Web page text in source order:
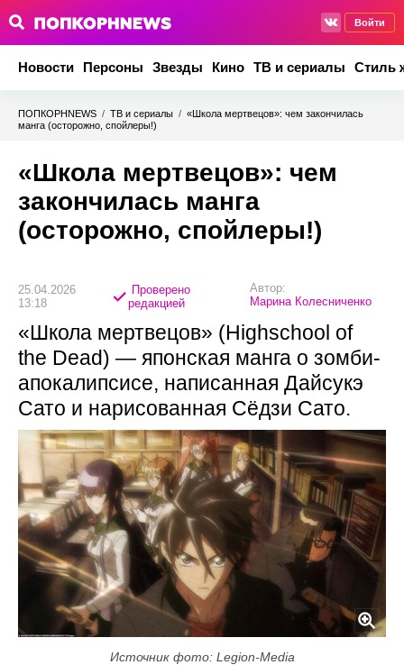
Войти
Новости Персоны Звезды Кино ТВ и сериалы Стиль
ПОПКОРНNEWS / ТВ и сериалы / «Школа мертвецов»: чем закончилась
манга (осторожно, спойлеры!)
«Школа мертвецов»: чем
закончилась манга
(осторожно, спойлеры!)
25.04.2026
13:18
Проверено
редакцией
Автор:
Марина Колесниченко
«Школа мертвецов» (Highschool of
the Dead) — японская манга о зомби-
апокалипсисе, написанная Дайсукэ
Сато и нарисованная Сёдзи Сато.
Источник фото: Legion-Media